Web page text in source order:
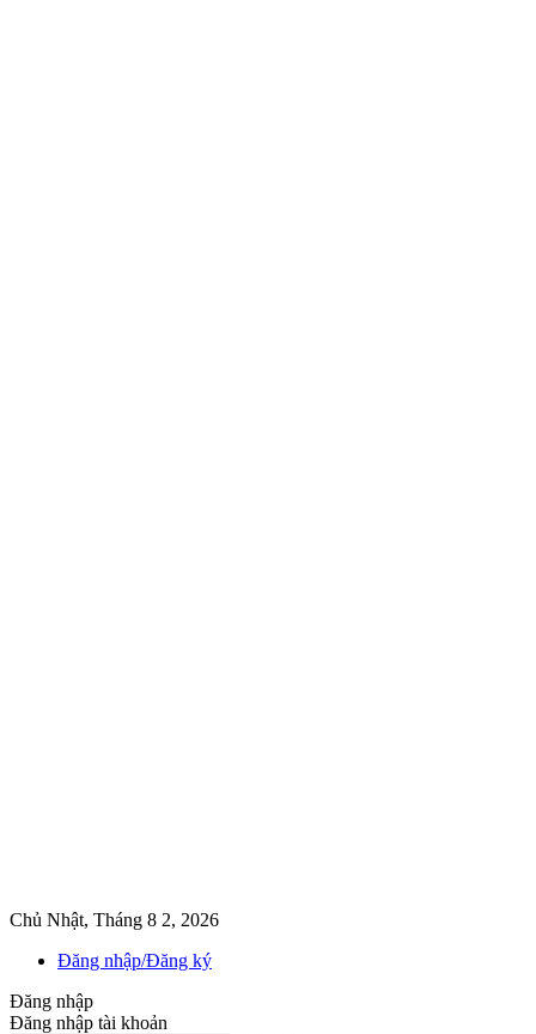
Chủ Nhật, Tháng 8 2, 2026
Đăng nhập/Đăng ký
Đăng nhập
Đăng nhập tài khoản